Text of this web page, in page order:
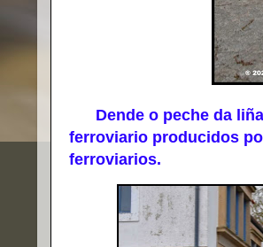
Dende o peche da liña
ferroviario producidos
ferroviarios.